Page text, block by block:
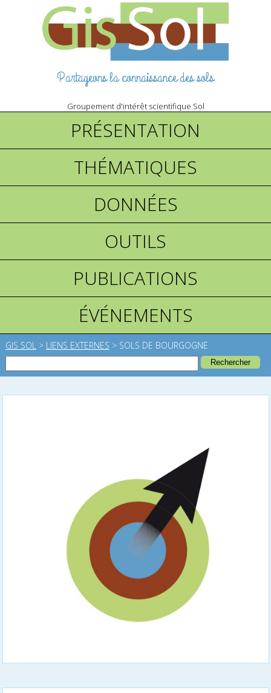
Partageons la connaissance des sols
Groupement d'intérêt scientifique Sol
PRÉSENTATION
THÉMATIQUES
DONNÉES
OUTILS
PUBLICATIONS
ÉVÉNEMENTS
GIS SOL > LIENS EXTERNES > SOLS DE BOURGOGNE